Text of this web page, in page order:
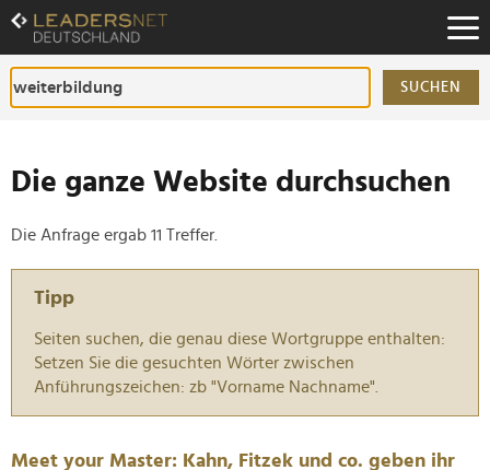
Zum
Inhalt
Zur
Fußzeilen-
Navigation
SUCHEN
Die ganze Website durchsuchen
Die Anfrage ergab 11 Treffer.
Tipp
Seiten suchen, die genau diese Wortgruppe enthalten:
Setzen Sie die gesuchten Wörter zwischen
Anführungszeichen: zb "Vorname Nachname".
Meet your Master: Kahn, Fitzek und co. geben ihr